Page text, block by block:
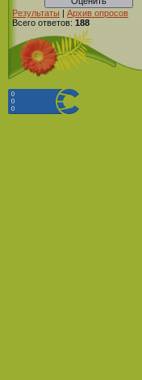
Результаты | Архив опросов
Всего ответов: 188